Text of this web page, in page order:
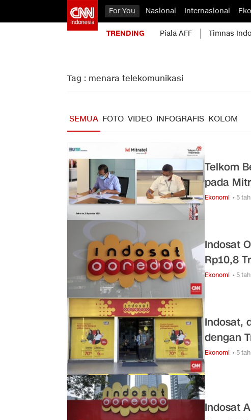
For You Nasional Internasional
TRENDING Piala AFF Timnas
Tag : menara telekomunikasi
SEMUA FOTO VIDEO INFOGRAFIS KOLOM
Telkom
pada
Ekonomi • 5
Indosat
Rp10,8
Ekonomi • 5
Indosat,
dengan
Ekonomi • 5
Indosat